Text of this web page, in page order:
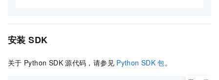
安装 SDK
关于 Python SDK 源代码，请参见 Python SDK 包。